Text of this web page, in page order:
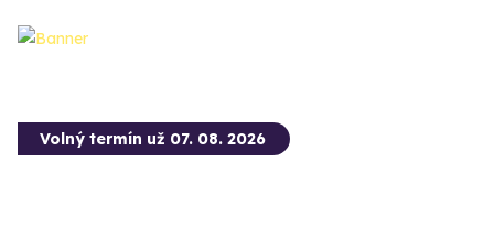
Volný termín už 07. 08. 2026